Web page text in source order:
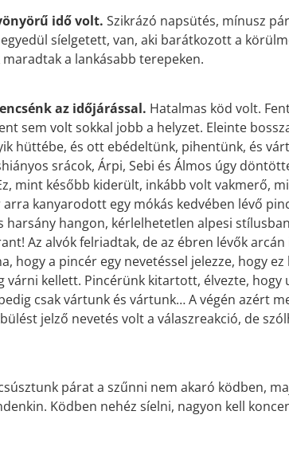
idő volt. Szikrázó napsütés, mínusz
síelgetett, van, aki barátkozott a
a lankásabb terepeken.
az időjárással. Hatalmas köd volt.
sem volt sokkal jobb a helyzet. Eleinte
hüttébe, és ott ebédeltünk, pihentünk, és
srácok, Árpi, Sebi és Álmos úgy
mint később kiderült, inkább volt vakmerő,
kanyarodott egy mókás kedvében lévő
harsány hangon, kérlelhetetlen alpesi
Az alvók felriadtak, de az ébren lévők
hogy a pincér egy nevetéssel jelezze, hogy
várni kellett. Pincérünk kitartott, élvezte, hogy
csak vártunk és vártunk… A végén azért
jelző nevetés volt a válaszreakció, de
párat a szűnni nem akaró ködben,
Ködben nehéz síelni, nagyon kell